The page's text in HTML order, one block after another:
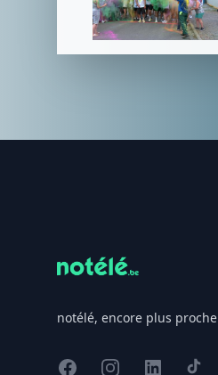
notélé, encore plus proche
FacebookInstagram
X